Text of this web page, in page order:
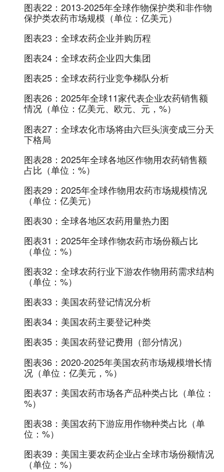
图表22： 2013-2025年全球作物保护类和非作物
保护类农药市场规模（单位：亿美元）
图表23： 全球农药企业并购历程
图表24： 全球农药企业四大集团
图表25： 全球农药行业竞争梯队分析
图表26： 2025年全球11家代表企业农药销售额
情况（单位：亿美元、欧元、元，%）
图表27： 全球农化市场将由六巨头演变成三分天
下格局
图表28： 2025年全球各地区作物用农药销售额
占比（单位：%）
图表29： 2025年全球作物用农药市场规模情况
（单位：亿美元）
图表30： 全球各地区农药用量热力图
图表31： 2025年全球作物农药市场份额占比
（单位：%）
图表32： 全球农药行业下游农作物用药需求结构
（单位：%）
图表33： 美国农药登记情况分析
图表34： 美国农药主要登记种类
图表35： 美国农药登记费用（部分情况）
图表36： 2020-2025年美国农药市场规模增长情
况（单位：亿美元，%）
图表37： 美国农药市场各产品种类占比（单位：
%）
图表38： 美国农药下游应用作物种类占比（单
位：%）
图表39： 美国主要农药企业占全球市场份额情况
（单位：%）